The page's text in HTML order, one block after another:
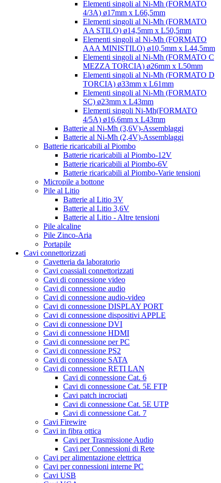
Elementi singoli al Ni-Mh (FORMATO
4/3A) ø17mm x L66,5mm
Elementi singoli al Ni-Mh (FORMATO
AA STILO) ø14,5mm x L50,5mm
Elementi singoli al Ni-Mh (FORMATO
AAA MINISTILO) ø10,5mm x L44,5mm
Elementi singoli al Ni-Mh (FORMATO C
MEZZA TORCIA) ø26mm x L50mm
Elementi singoli al Ni-Mh (FORMATO D
TORCIA) ø33mm x L61mm
Elementi singoli al Ni-Mh (FORMATO
SC) ø23mm x L43mm
Elementi singoli Ni-Mh(FORMATO
4/5A) ø16,6mm x L43mm
Batterie al Ni-Mh (3,6V)-Assemblaggi
Batterie al Ni-Mh (2,4V)-Assemblaggi
Batterie ricaricabili al Piombo
Batterie ricaricabili al Piombo-12V
Batterie ricaricabili al Piombo-6V
Batterie ricaricabili al Piombo-Varie tensioni
Micropile a bottone
Pile al Litio
Batterie al Litio 3V
Batterie al Litio 3,6V
Batterie al Litio - Altre tensioni
Pile alcaline
Pile Zinco-Aria
Portapile
Cavi connettorizzati
Cavetteria da laboratorio
Cavi coassiali connettorizzati
Cavi di connessione video
Cavi di connessione audio
Cavi di connessione audio-video
Cavi di connessione DISPLAY PORT
Cavi di connessione dispositivi APPLE
Cavi di connessione DVI
Cavi di connessione HDMI
Cavi di connessione per PC
Cavi di connessione PS2
Cavi di connessione SATA
Cavi di connessione RETI LAN
Cavi di connessione Cat. 6
Cavi di connessione Cat. 5E FTP
Cavi patch incrociati
Cavi di connessione Cat. 5E UTP
Cavi di connessione Cat. 7
Cavi Firewire
Cavi in fibra ottica
Cavi per Trasmissione Audio
Cavi per Connessioni di Rete
Cavi per alimentazione elettrica
Cavi per connessioni interne PC
Cavi USB